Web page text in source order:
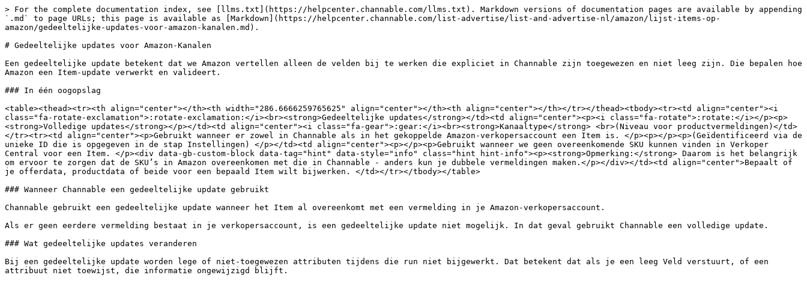
> For the complete documentation index, see [llms.txt](https://helpcenter.channable.com/llms.txt). Markdown versions of documentation pages are available by appending
`.md` to page URLs; this page is available as [Markdown](https://helpcenter.channable.com/list-advertise/list-and-advertise-nl/amazon/lijst-items-op-
amazon/gedeeltelijke-updates-voor-amazon-kanalen.md).
# Gedeeltelijke updates voor Amazon-Kanalen
Een gedeeltelijke update betekent dat we Amazon vertellen alleen de velden bij te werken die expliciet in Channable zijn toegewezen en niet leeg zijn. Die bepalen hoe
Amazon een Item-update verwerkt en valideert.
### In één oogopslag
<table><thead><tr><th align="center"></th><th width="286.6666259765625" align="center"></th><th align="center"></th></tr></thead><tbody><tr><td align="center"><i
class="fa-rotate-exclamation">:rotate-exclamation:</i><br><strong>Gedeeltelijke updates</strong></td><td align="center"><p><i class="fa-rotate">:rotate:</i></p><p>
<strong>Volledige updates</strong></p></td><td align="center"><i class="fa-gear">:gear:</i><br><strong>Kanaaltype</strong> <br>(Niveau voor productvermeldingen)</td>
</tr><tr><td align="center"><p>Gebruikt wanneer er zowel in Channable als in het gekoppelde Amazon-verkopersaccount een Item is. </p><p></p><p>(Geïdentificeerd via de
unieke ID die is opgegeven in de stap Instellingen) </p></td><td align="center"><p></p><p>Gebruikt wanneer we geen overeenkomende SKU kunnen vinden in Verkoper
Central voor een Item. </p><div data-gb-custom-block data-tag="hint" data-style="info" class="hint hint-info"><p><strong>Opmerking:</strong> Daarom is het belangrijk
om ervoor te zorgen dat de SKU’s in Amazon overeenkomen met die in Channable - anders kun je dubbele vermeldingen maken.</p></div></td><td align="center">Bepaalt of
je offerdata, productdata of beide voor een bepaald Item wilt bijwerken. </td></tr></tbody></table>
### Wanneer Channable een gedeeltelijke update gebruikt
Channable gebruikt een gedeeltelijke update wanneer het Item al overeenkomt met een vermelding in je Amazon-verkopersaccount.
Als er geen eerdere vermelding bestaat in je verkopersaccount, is een gedeeltelijke update niet mogelijk. In dat geval gebruikt Channable een volledige update.
### Wat gedeeltelijke updates veranderen
Bij een gedeeltelijke update worden lege of niet-toegewezen attributen tijdens die run niet bijgewerkt. Dat betekent dat als je een leeg Veld verstuurt, of een
attribuut niet toewijst, die informatie ongewijzigd blijft.